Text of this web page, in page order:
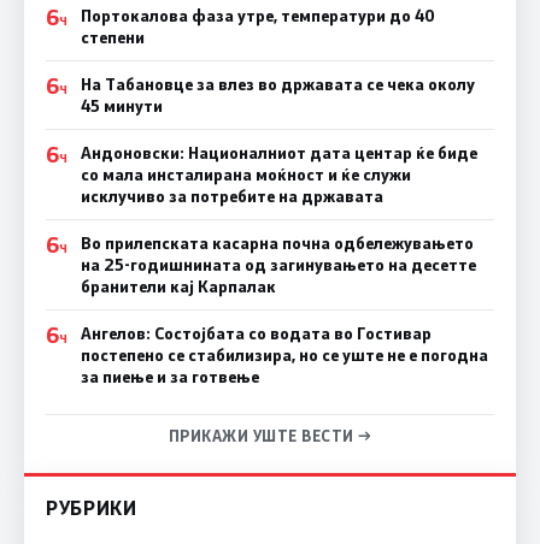
6Ч
Портокалова фаза утре, температури до 40
степени
6Ч
На Табановце за влез во државата се чека околу
45 минути
6Ч
Андоновски: Националниот дата центар ќе биде
со мала инсталирана моќност и ќе служи
исклучиво за потребите на државата
6Ч
Во прилепската касарна почна одбележувањето
на 25-годишнината од загинувањето на десетте
бранители кај Карпалак
6Ч
Ангелов: Состојбата со водата во Гостивар
постепено се стабилизира, но се уште не е погодна
за пиење и за готвење
ПРИКАЖИ УШТЕ ВЕСТИ →
РУБРИКИ